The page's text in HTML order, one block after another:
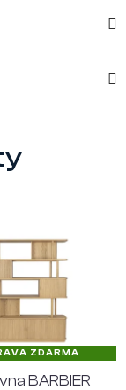
ZDARMA
BARBIER